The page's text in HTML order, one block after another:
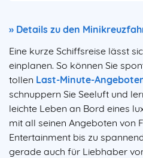
» Details zu den
Eine kurze Schiffsreise lässt
einplanen. So können Sie
tollen Last-Minute-
schnuppern Sie Seeluft und
leichte Leben an Bord eines
mit all seinen Angeboten von
Entertainment bis zu
gerade auch für Liebhaber